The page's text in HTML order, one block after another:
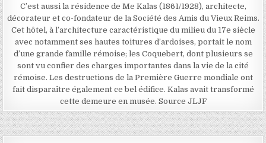
C’est aussi la résidence de Me Kalas (1861/1928), architecte,
décorateur et co-fondateur de la Société des Amis du Vieux Reims.
Cet hôtel, à l’architecture caractéristique du milieu du 17e siècle
avec notamment ses hautes toitures d’ardoises, portait le nom
d’une grande famille rémoise; les Coquebert, dont plusieurs se
sont vu confier des charges importantes dans la vie de la cité
rémoise. Les destructions de la Première Guerre mondiale ont
fait disparaître également ce bel édifice. Kalas avait transformé
cette demeure en musée. Source JLJF